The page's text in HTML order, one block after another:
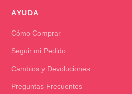
AYUDA
Cómo Comprar
Seguir mi Pedido
Cambios y Devoluciones
Preguntas Frecuentes